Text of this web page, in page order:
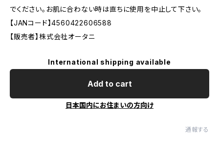
でください。お肌に合わない時は直ちに使用を中止して下さい。
【JANコード】4560422606588
【販売者】株式会社オータニ
International shipping available
Add to cart
日本国内にお住まいの方向け
通報する